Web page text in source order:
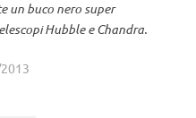
un buco nero super
Hubble e Chandra.